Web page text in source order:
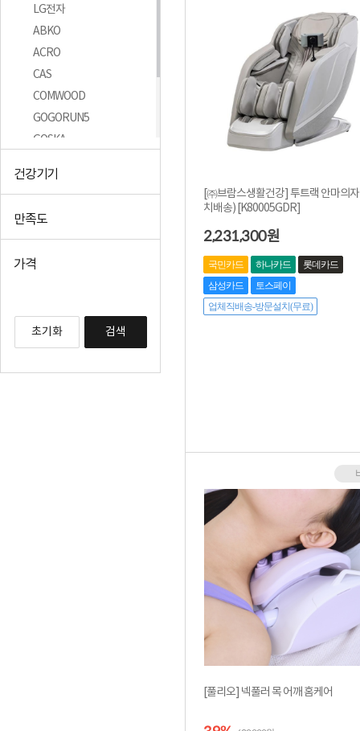
LG전자
ABKO
ACRO
CAS
COMWOOD
GOGORUN5
GOSKA
Panasonic
건강기기
만족도
가격
초기화 검색
[㈜브람스생활건강] 투트랙 안마의
치배송) [K80005GDR]
2,231,300원
국민카드 하나카드
롯데카드
삼성카드
토스페이
업체직배송-방문설치(무료)
[풀리오] 넥풀러 목 어깨 홈케어